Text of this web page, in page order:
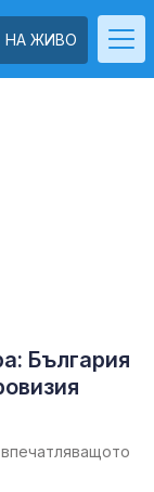
НА ЖИВО
България